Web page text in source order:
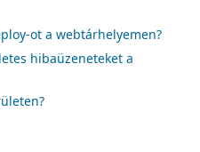
ot a webtárhelyemen?
hibaüzeneteket a